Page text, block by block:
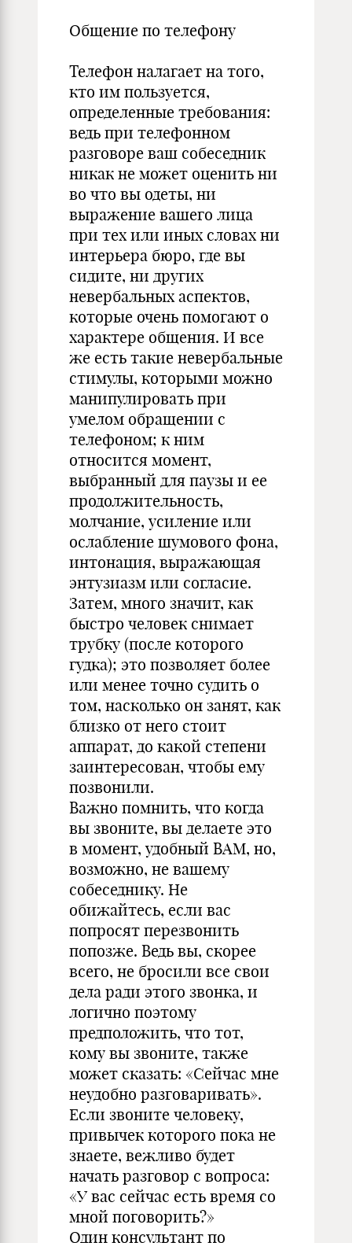
Общение по телефону
Телефон налагает на того,
кто им пользуется,
определенные требования:
ведь при телефонном
разговоре ваш собеседник
никак не может оценить ни
во что вы одеты, ни
выражение вашего лица
при тех или иных словах ни
интерьера бюро, где вы
сидите, ни других
невербальных аспектов,
которые очень помогают о
характере общения. И все
же есть такие невербальные
стимулы, которыми можно
манипулировать при
умелом обращении с
телефоном; к ним
относится момент,
выбранный для паузы и ее
продолжительность,
молчание, усиление или
ослабление шумового фона,
интонация, выражающая
энтузиазм или согласие.
Затем, много значит, как
быстро человек снимает
трубку (после которого
гудка); это позволяет более
или менее точно судить о
том, насколько он занят, как
близко от него стоит
аппарат, до какой степени
заинтересован, чтобы ему
позвонили.
Важно помнить, что когда
вы звоните, вы делаете это
в момент, удобный ВАМ, но,
возможно, не вашему
собеседнику. Не
обижайтесь, если вас
попросят перезвонить
попозже. Ведь вы, скорее
всего, не бросили все свои
дела ради этого звонка, и
логично поэтому
предположить, что тот,
кому вы звоните, также
может сказать: «Сейчас мне
неудобно разговаривать».
Если звоните человеку,
привычек которого пока не
знаете, вежливо будет
начать разговор с вопроса:
«У вас сейчас есть время со
мной поговорить?»
Один консультант по